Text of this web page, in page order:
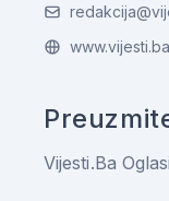
www.vijesti.ba
Vijesti.Ba